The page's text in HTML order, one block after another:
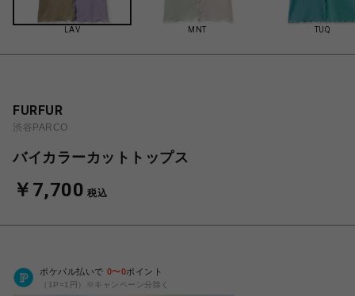
LAV MNT TUQ
FURFUR
渋谷PARCO
バイカラーカットトップス
￥7,700 税込
ポケパル払いで 0〜0ポイント
（1P=1円）※キャンペーン分除く